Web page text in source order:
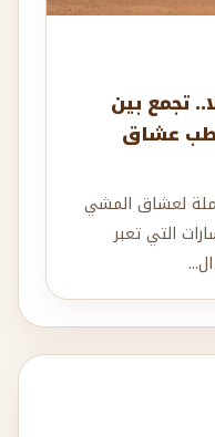
تجمع بين
عشاق
لعشاق المشي
التي تعبر